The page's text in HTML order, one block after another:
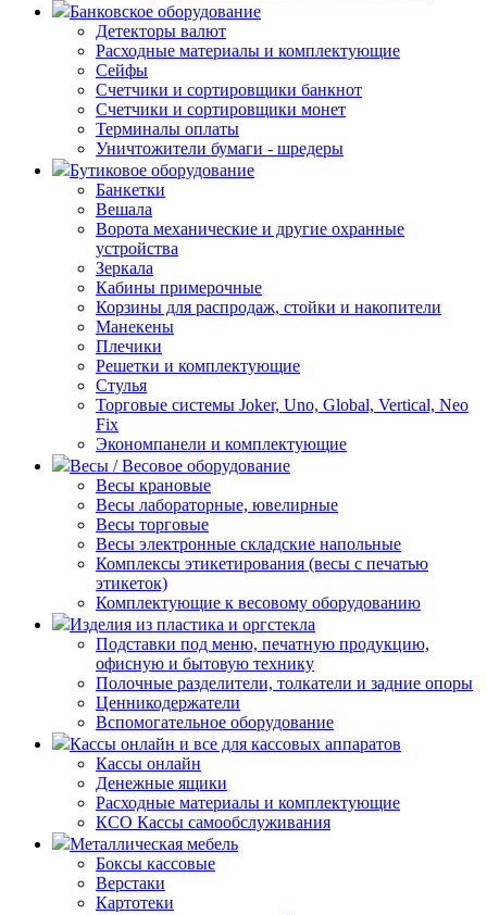
Банковское оборудование
Детекторы валют
Расходные материалы и комплектующие
Сейфы
Счетчики и сортировщики банкнот
Счетчики и сортировщики монет
Терминалы оплаты
Уничтожители бумаги - шредеры
Бутиковое оборудование
Банкетки
Вешала
Ворота механические и другие охранные
устройства
Зеркала
Кабины примерочные
Корзины для распродаж, стойки и накопители
Манекены
Плечики
Решетки и комплектующие
Стулья
Торговые системы Joker, Uno, Global, Vertical, Neo
Fix
Экономпанели и комплектующие
Весы / Весовое оборудование
Весы крановые
Весы лабораторные, ювелирные
Весы торговые
Весы электронные складские напольные
Комплексы этикетирования (весы с печатью
этикеток)
Комплектующие к весовому оборудованию
Изделия из пластика и оргстекла
Подставки под меню, печатную продукцию,
офисную и бытовую технику
Полочные разделители, толкатели и задние опоры
Ценникодержатели
Вспомогательное оборудование
Кассы онлайн и все для кассовых аппаратов
Кассы онлайн
Денежные ящики
Расходные материалы и комплектующие
КСО Кассы самообслуживания
Металлическая мебель
Боксы кассовые
Верстаки
Картотеки